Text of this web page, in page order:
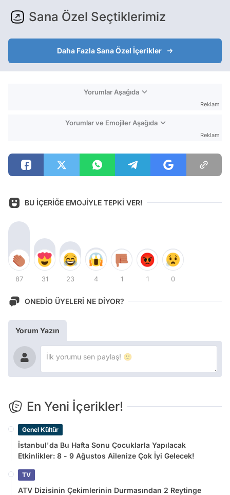
Sana Özel Seçtiklerimiz
Daha Fazla Sana Özel İçerikler
Yorumlar Aşağıda
Reklam
Yorumlar ve Emojiler Aşağıda
Reklam
BU İÇERİĞE EMOJİYLE TEPKİ VER!
87 31 23 4 1 1 0
ONEDİO ÜYELERİ NE DİYOR?
Yorum Yazın
En Yeni İçerikler!
Genel Kültür
İstanbul'da Bu Hafta Sonu Çocuklarla Yapılacak
Etkinlikler: 8 - 9 Ağustos Ailenize Çok İyi Gelecek!
TV
ATV Dizisinin Çekimlerinin Durmasından 2 Reytinge